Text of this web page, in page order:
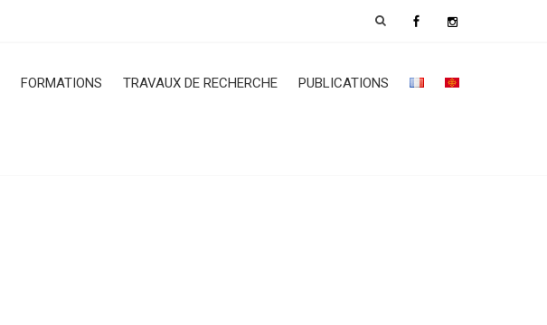
FORMATIONS TRAVAUX DE RECHERCHE PUBLICATIONS